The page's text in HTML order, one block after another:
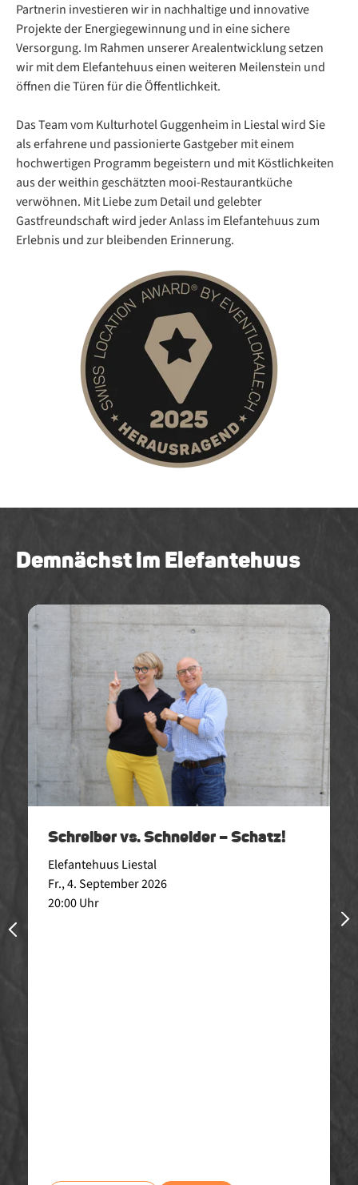
Partnerin investieren wir in nachhaltige und innovative
Projekte der Energiegewinnung und in eine sichere
Versorgung. Im Rahmen unserer Arealentwicklung setzen
wir mit dem Elefantehuus einen weiteren Meilenstein und
öffnen die Türen für die Öffentlichkeit.
Das Team vom Kulturhotel Guggenheim in Liestal wird Sie
als erfahrene und passionierte Gastgeber mit einem
hochwertigen Programm begeistern und mit Köstlichkeiten
aus der weithin geschätzten mooi-Restaurantküche
verwöhnen. Mit Liebe zum Detail und gelebter
Gastfreundschaft wird jeder Anlass im Elefantehuus zum
Erlebnis und zur bleibenden Erinnerung.
Demnächst im Elefantehuus
Schreiber vs. Schneider – Schatz!
Elefantehuus Liestal
Fr., 4. September 2026
20:00 Uhr